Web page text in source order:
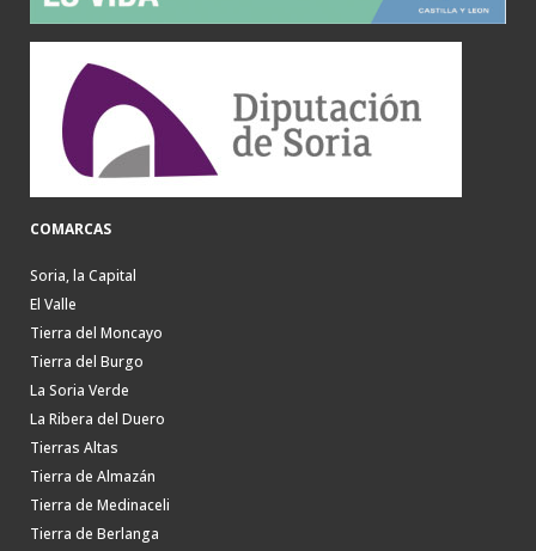
COMARCAS
Soria, la Capital
El Valle
Tierra del Moncayo
Tierra del Burgo
La Soria Verde
La Ribera del Duero
Tierras Altas
Tierra de Almazán
Tierra de Medinaceli
Tierra de Berlanga